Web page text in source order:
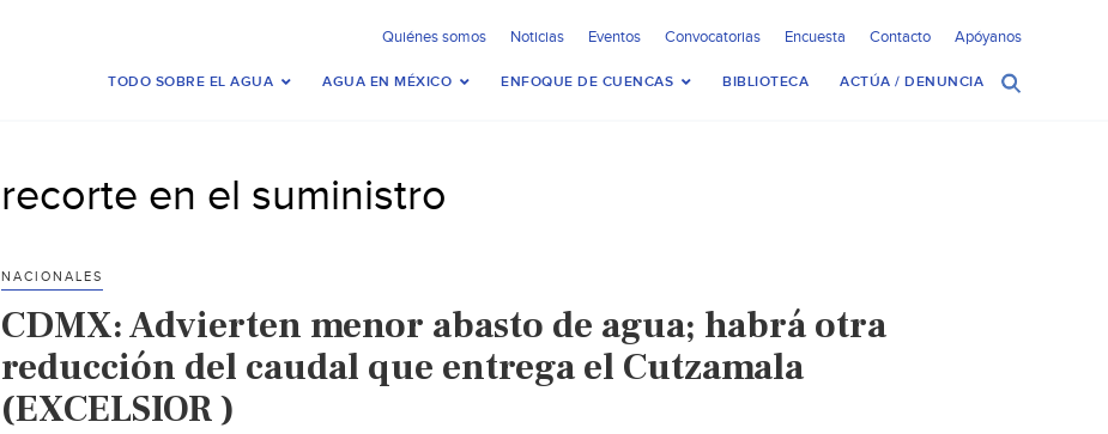
Quiénes somos Noticias Eventos Convocatorias Encuesta Contacto Apóyanos
TODO SOBRE EL AGUA AGUA EN MÉXICO ENFOQUE DE CUENCAS BIBLIOTECA ACTÚA / DENUNCIA
recorte en el suministro
NACIONALES
CDMX: Advierten menor abasto de agua; habrá otra
reducción del caudal que entrega el Cutzamala
(EXCELSIOR )